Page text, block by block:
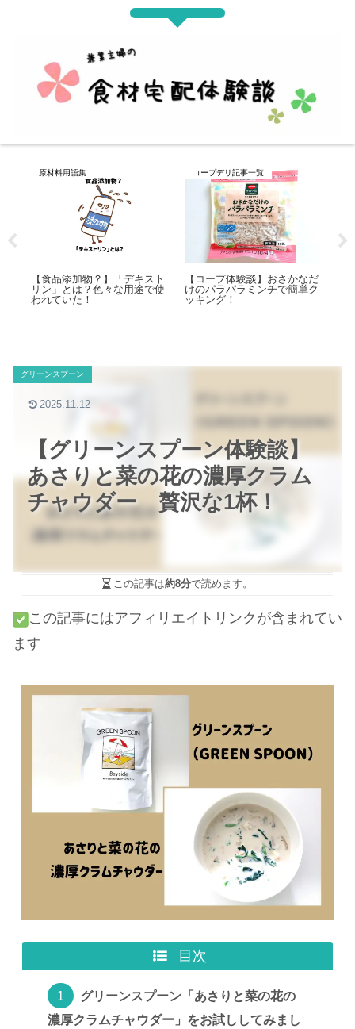
コープデリ記事一覧
【コープ体験談】キムチを正
直レビュー！4種食べ比べで
分かったおすすめの味はこれ
コープデリ記事一覧
【コープ体験談】とうふハン
試ししてみました！
【グリーンスプーン体験談】
あさりと菜の花の濃厚クラム
チャウダー 贅沢な1杯！
グリーンスプーン
2025.11.12
この記事は約8分で読めます。
この記事にはアフィリエイトリンクが含まれてい
ます
目次
グリーンスプーン「あさりと菜の花の
濃厚クラムチャウダー」をお試ししてみまし